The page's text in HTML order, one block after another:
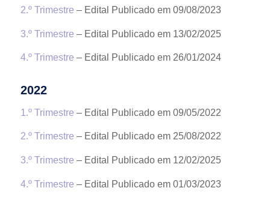
2.º Trimestre – Edital Publicado em 09/08/2023
3.º Trimestre – Edital Publicado em 13/02/2025
4.º Trimestre – Edital Publicado em 26/01/2024
2022
1.º Trimestre – Edital Publicado em 09/05/2022
2.º Trimestre – Edital Publicado em 25/08/2022
3.º Trimestre – Edital Publicado em 12/02/2025
4.º Trimestre – Edital Publicado em 01/03/2023